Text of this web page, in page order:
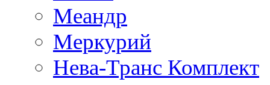
Меандр
Меркурий
Нева-Транс Комплект